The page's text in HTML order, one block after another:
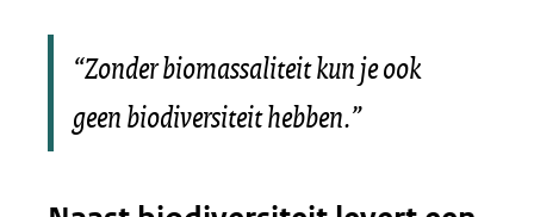
“Zonder biomassaliteit kun je ook
geen biodiversiteit hebben.”